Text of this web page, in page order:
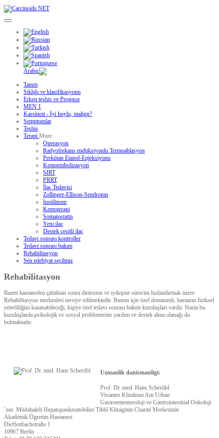
Tanım
Sıklığı ve klasifikasyonu
Erken teşhis ve Prognoz
MEN 1
Karsinoit - İyi huylu, malign?
Semptomlar
Teşhis
Terapi More
Operasyon
Radyofrekans endüksiyonlu Termoablasyon
Perkütan Etanol-Enjeksiyonu
Kemoembolizasyon
SIRT
PRRT
İlaç Tedavisi
Zollinger-Ellison-Sendromu
Insülinom
Kemoterapi
Somatostatin
Yeni ilaç
Destek çeşitli ilaç
Tedavi sonrası kontroller
Tedavi sonrası bakım
Rehabilitasyon
Sen edebiyat seçilmiş
Rehabilitasyon
Bazen hastaneden çıktıktan sonra dinlenme ve iyileşme sürecini hızlandırmak üzere
Rehabilitasyon merkezleri tavsiye edilmektedir. Bunun için özel donanımlı, hastanın fiziksel
yeterliliğini kazanabileceği, kişiye özel tedavi sonrası bakım kuruluşları vardır. Hasta bu
kuruluşlarda psikolojik ve sosyal problemerine yardım ve destek alma olanağı da
bulmaktadır.
Uzmanlik danismanligi:
Prof. Dr. med. Hans Scherübl
Vivantes Klinikum Am Urban
Gastroententoroloji ve Gastrointestinal Onkoloji
´nin Müdahaleli Hepatopankreatobilier Tibbî Kliniginin Charité Merkezinin
Akademik Ögretim Hastanesi
Dieffenbachstraße 1
10967 Berlin